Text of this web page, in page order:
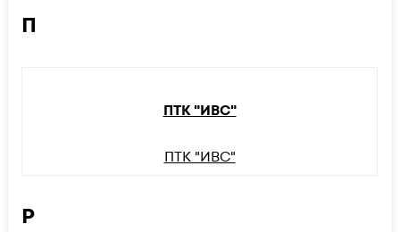
П
ПТК "ИВС"
ПТК "ИВС"
Р